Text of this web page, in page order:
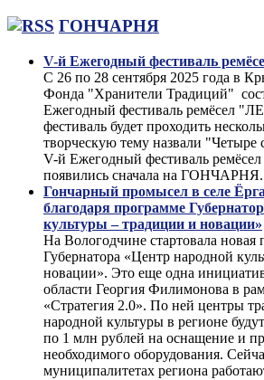
ГОНЧАРНЯ
V-й Ежегодный фестиваль
С 26 по 28 сентября 2025 года в
Фонда "Хранители Традиций"
Ежегодный фестиваль ремёсел
фестиваль будет проходить
творческую тему назвали
V-й Ежегодный фестиваль
появились сначала на ГОНЧАРНЯ.
Гончарный промысел в селе
благодаря программе
культуры – традиции и новации»
На Вологодчине стартовала новая
Губернатора «Центр народной
новации». Это еще одна
области Георгия Филимонова в
«Стратегия 2.0». По ней центры
народной культуры в регионе
по 1 млн рублей на оснащение и
необходимого оборудования.
муниципалитетах региона